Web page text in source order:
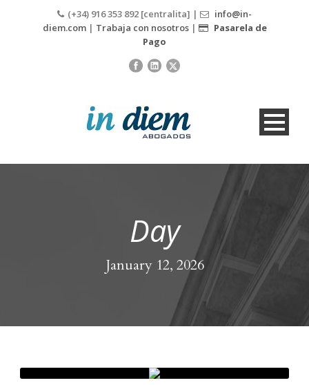
(+34) 916 353 892 [centralita] |
info@in-
diem.com| Trabaja con nosotros|
Pasarela de
Pago
Day
January 12, 2026